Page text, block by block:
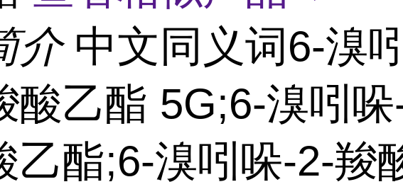
介 中文同义词6-溴
酸乙酯 5G;6-溴吲
乙酯;6-溴吲哚-2-羧